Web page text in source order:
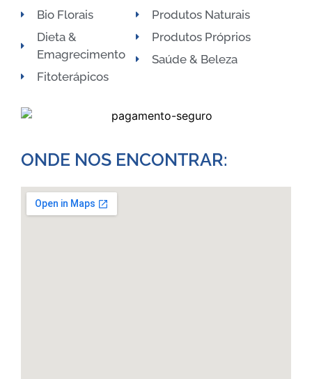
Bio Florais
Dieta &
Emagrecimento
Fitoterápicos
Produtos Naturais
Produtos Próprios
Saúde & Beleza
ONDE NOS ENCONTRAR:​